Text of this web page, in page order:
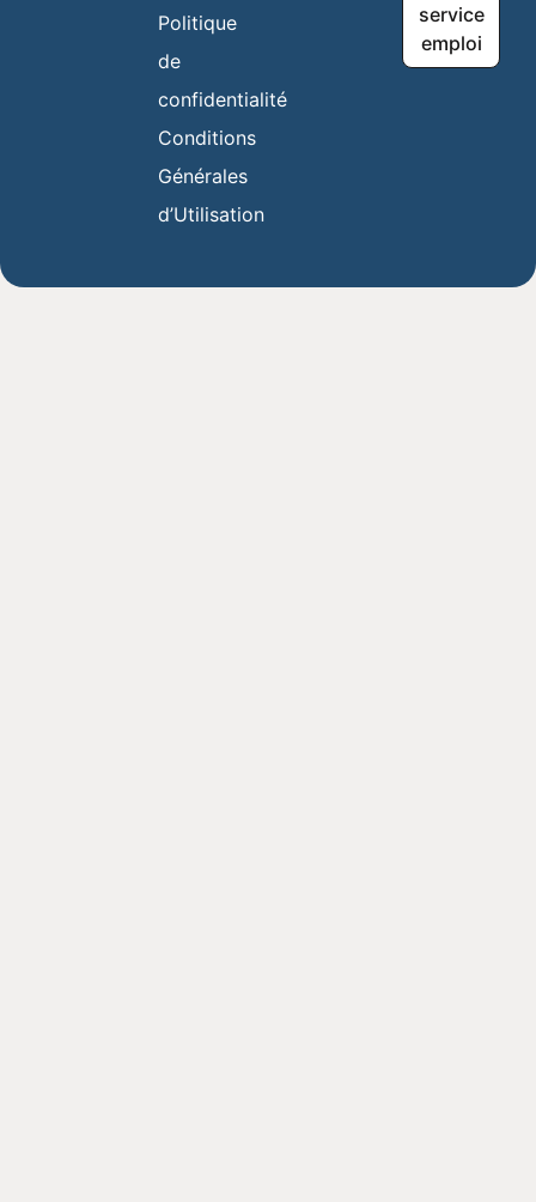
Politique
de
confidentialité
Conditions
Générales
d’Utilisation
service
emploi